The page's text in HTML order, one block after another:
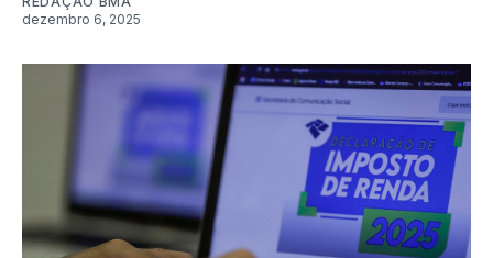
dezembro 6, 2025